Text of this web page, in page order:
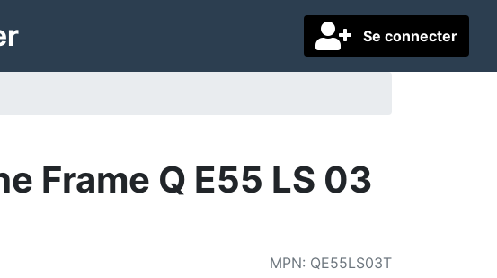
Se connecter
Frame Q E55 LS 03
MPN: QE55LS03T